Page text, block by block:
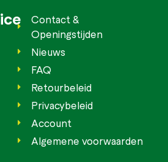
Contact &
Openingstijden
Nieuws
FAQ
Retourbeleid
Privacybeleid
Account
Algemene voorwaarden